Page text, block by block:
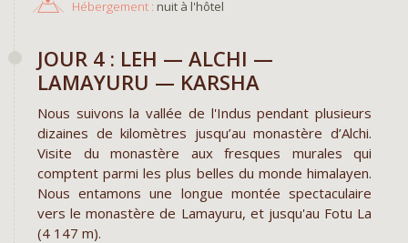
Hébergement : nuit à l'hôtel
JOUR 4 : LEH — ALCHI —
LAMAYURU — KARSHA
Nous suivons la vallée de l'Indus pendant plusieurs
dizaines de kilomètres jusqu’au monastère d’Alchi.
Visite du monastère aux fresques murales qui
comptent parmi les plus belles du monde himalayen.
Nous entamons une longue montée spectaculaire
vers le monastère de Lamayuru, et jusqu'au Fotu La
(4 147 m).